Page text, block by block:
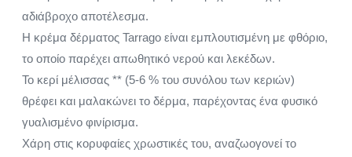
αδιάβροχο αποτέλεσμα.
Η κρέμα δέρματος Tarrago είναι εμπλουτισμένη με φθόριο,
το οποίο παρέχει απωθητικό νερού και λεκέδων.
Το κερί μέλισσας ** (5-6 % του συνόλου των κεριών)
θρέφει και μαλακώνει το δέρμα, παρέχοντας ένα φυσικό
γυαλισμένο φινίρισμα.
Χάρη στις κορυφαίες χρωστικές του, αναζωογονεί το